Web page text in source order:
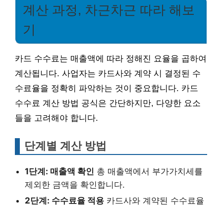
계산 과정, 차근차근 따라 해보
기
카드 수수료는 매출액에 따라 정해진 요율을 곱하여
계산됩니다. 사업자는 카드사와 계약 시 결정된 수
수료율을 정확히 파악하는 것이 중요합니다. 카드
수수료 계산 방법 공식은 간단하지만, 다양한 요소
들을 고려해야 합니다.
단계별 계산 방법
1단계: 매출액 확인 총 매출액에서 부가가치세를
제외한 금액을 확인합니다.
2단계: 수수료율 적용 카드사와 계약된 수수료율